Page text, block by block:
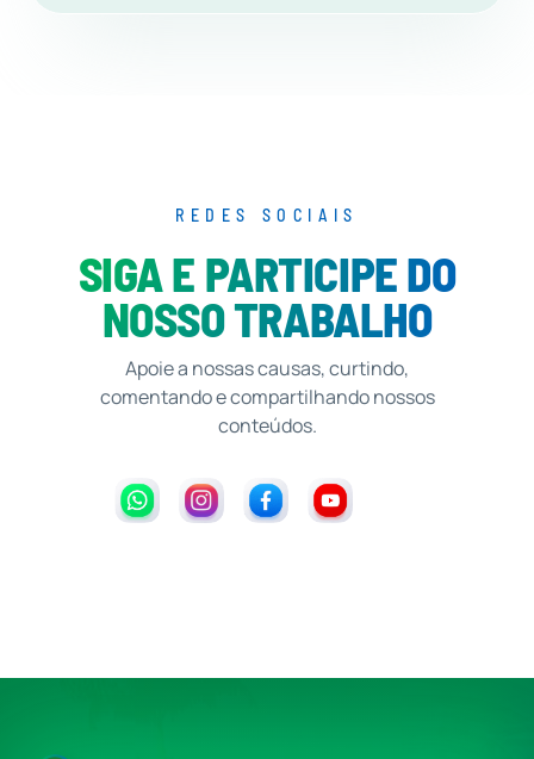
REDES SOCIAIS
SIGA E PARTICIPE DO
NOSSO TRABALHO
Apoie a nossas causas, curtindo,
comentando e compartilhando nossos
conteúdos.